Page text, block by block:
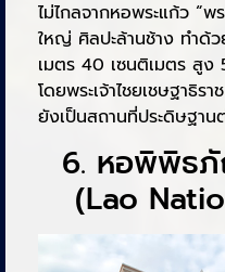
ไม่ไกลจากหอพระแก้ว “พ
ใหญ่ ศิลปะล้านช้าง ทำด้
เมตร 40 เซนติเมตร สูง
โดยพระเจ้าไชยเชษฐาธิ
ยังเป็นสถานที่ประดิษฐา
6. หอพิพิธ
(Lao